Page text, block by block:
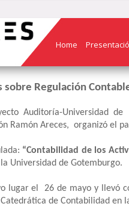
Home
sobre Regulación
Auditoría-Universidad
Ramón Areces, organizó el
“Contabilidad de los
Universidad de Gotemburgo.
lugar el 26 de mayo y llevó
de Contabilidad en